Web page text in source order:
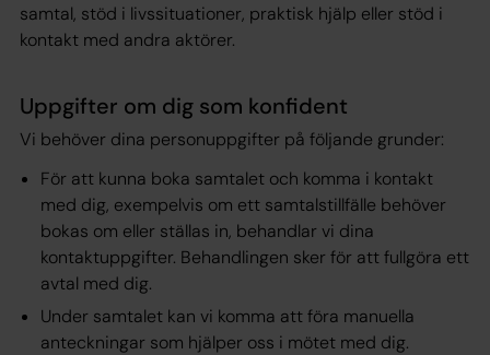
samtal, stöd i livssituationer, praktisk hjälp eller stöd i
kontakt med andra aktörer.
Uppgifter om dig som konfident
Vi behöver dina personuppgifter på följande grunder:
För att kunna boka samtalet och komma i kontakt
med dig, exempelvis om ett samtalstillfälle behöver
bokas om eller ställas in, behandlar vi dina
kontaktuppgifter. Behandlingen sker för att fullgöra ett
avtal med dig.
Under samtalet kan vi komma att föra manuella
anteckningar som hjälper oss i mötet med dig.